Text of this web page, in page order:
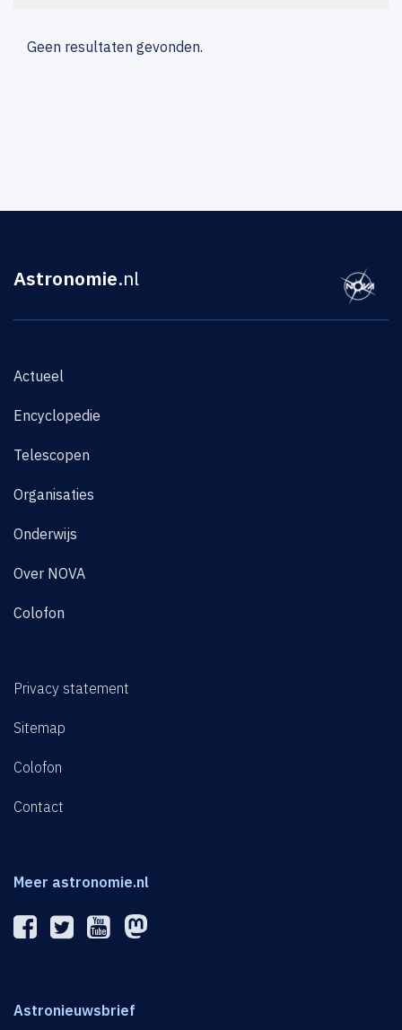
Geen resultaten gevonden.
Astronomie.nl
Actueel
Encyclopedie
Telescopen
Organisaties
Onderwijs
Over NOVA
Colofon
Privacy statement
Sitemap
Colofon
Contact
Meer astronomie.nl
Astronieuwsbrief